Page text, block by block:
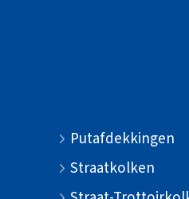
Putafdekkingen
Straatkolken